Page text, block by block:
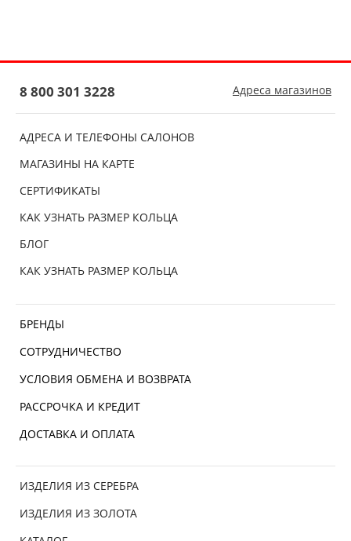
АДРЕСА И ТЕЛЕФОНЫ САЛОНОВ
МАГАЗИНЫ НА КАРТЕ
СЕРТИФИКАТЫ
КАК УЗНАТЬ РАЗМЕР КОЛЬЦА
БЛОГ
КАК УЗНАТЬ РАЗМЕР КОЛЬЦА
БРЕНДЫ
СОТРУДНИЧЕСТВО
УСЛОВИЯ ОБМЕНА И ВОЗВРАТА
РАССРОЧКА И КРЕДИТ
ДОСТАВКА И ОПЛАТА
ИЗДЕЛИЯ ИЗ СЕРЕБРА
ИЗДЕЛИЯ ИЗ ЗОЛОТА
8 800 301 3228 Адреса магазинов